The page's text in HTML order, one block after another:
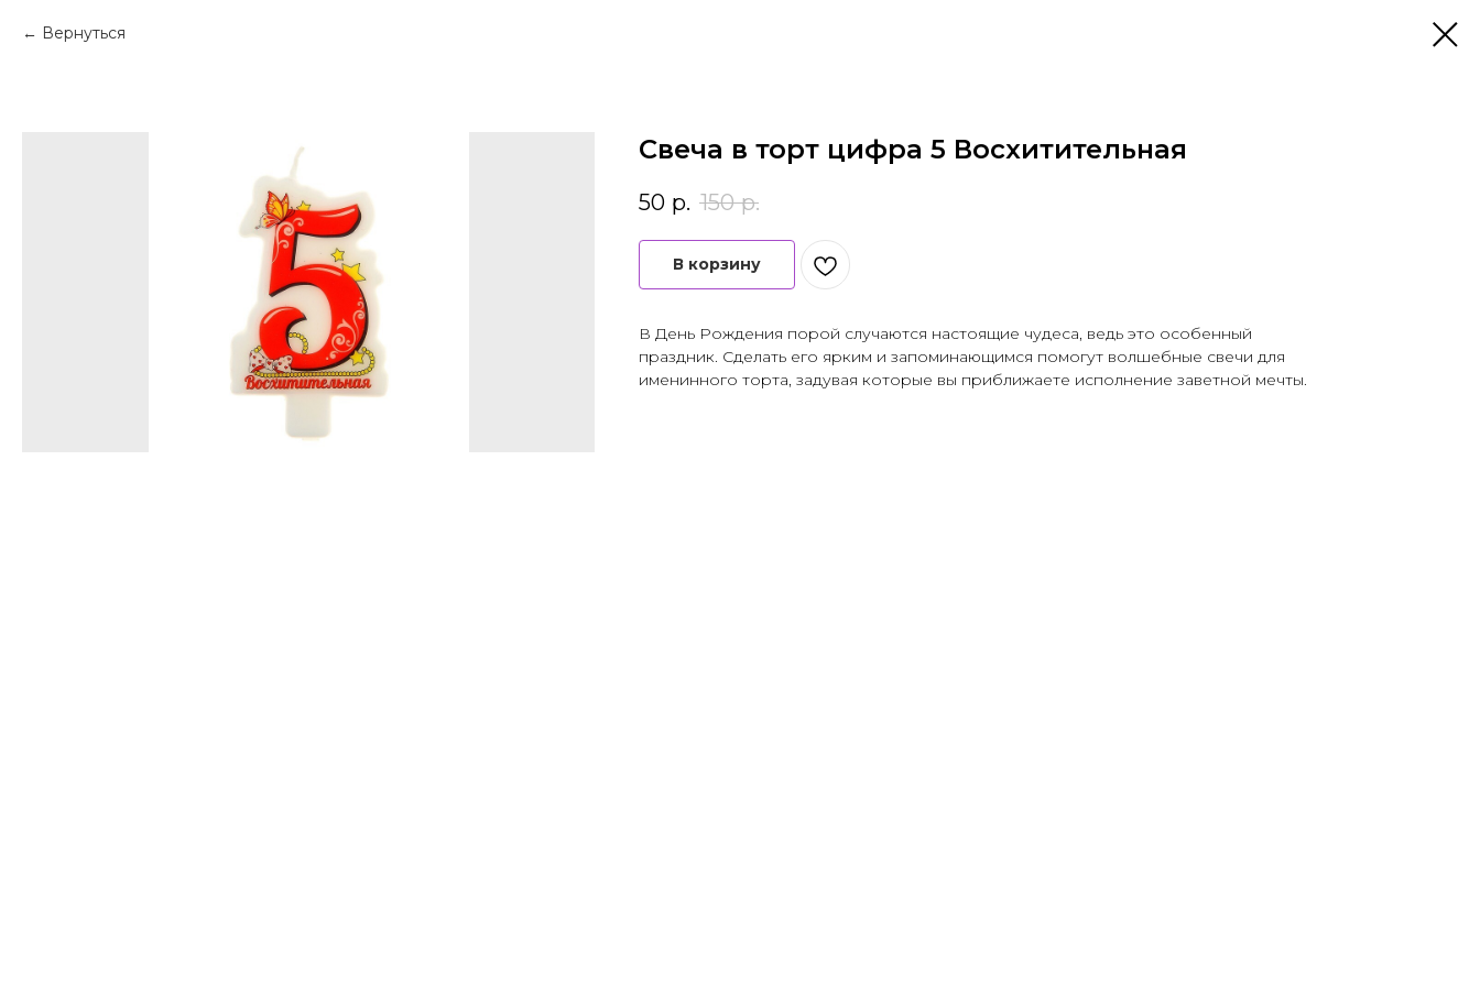
Вернуться
Свеча в торт цифра 5 Восхитительная
50 р. 150 р.
В корзину
В День Рождения порой случаются настоящие чудеса, ведь это особенный
праздник. Сделать его ярким и запоминающимся помогут волшебные свечи для
именинного торта, задувая которые вы приближаете исполнение заветной мечты.